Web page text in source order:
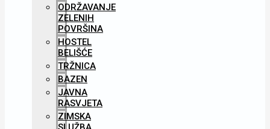
ODRŽAVANJE
ZELENIH
POVRŠINA
HOSTEL
BELIŠĆE
TRŽNICA
BAZEN
JAVNA
RASVJETA
ZIMSKA